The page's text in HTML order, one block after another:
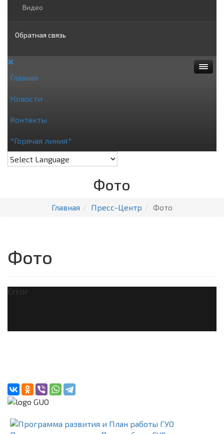
Видео
Обратная связь
Личный прием граждан
Главная
Новости
Контакты
*Горячая линия*
Фото
Главная Пресс-Центр Фото
Фото
Error